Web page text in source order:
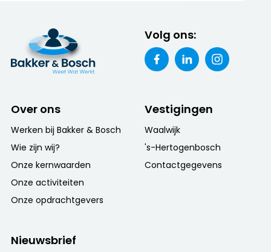
Volg ons:
Over ons
Werken bij Bakker & Bosch
Wie zijn wij?
Onze kernwaarden
Onze activiteiten
Onze opdrachtgevers
Vestigingen
Waalwijk
's-Hertogenbosch
Contactgegevens
Nieuwsbrief